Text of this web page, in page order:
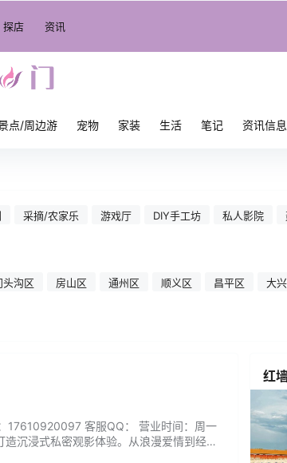
探店 资讯
点/周边游 宠物 家装 生活 笔记 资讯信息
采摘/农家乐 游戏厅 DIY手工坊 私人影院
头沟区 房山区 通州区 顺义区 昌平区 大
17610920097 客服QQ： 营业时间：周一
沉浸式私密观影体验。从浪漫爱情到经典
红